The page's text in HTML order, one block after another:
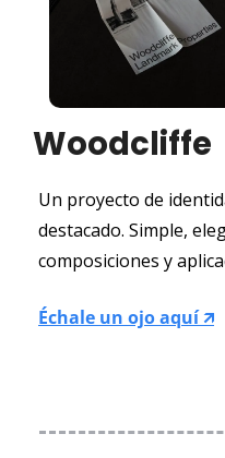
Woodcliffe
Un proyecto de
destacado. Simple,
composiciones y
Échale un ojo aquí 🡭